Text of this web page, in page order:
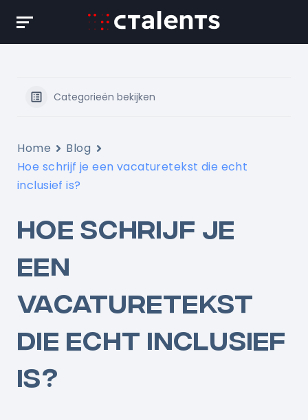
content
Categorieën bekijken
Home
Blog
Hoe schrijf je een vacaturetekst die echt
inclusief is?
HOE SCHRIJF JE
EEN
VACATURETEKST
DIE ECHT INCLUSIEF
IS?